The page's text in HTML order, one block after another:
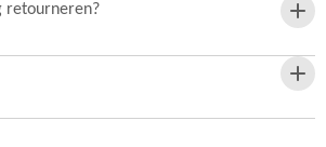
retourneren?